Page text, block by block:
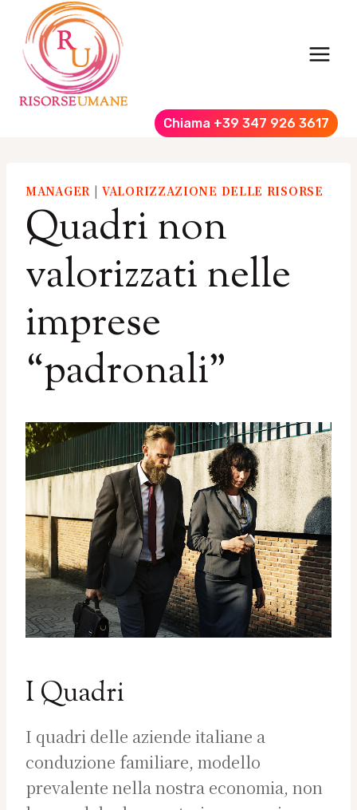
Salta
contenuto
Chiama +39 347 926 3617
MANAGER |VALORIZZAZIONE DELLE RISORSE
Quadri non
valorizzati nelle
imprese
“padronali”
I Quadri
I quadri delle aziende italiane a
conduzione familiare, modello
prevalente nella nostra economia, non